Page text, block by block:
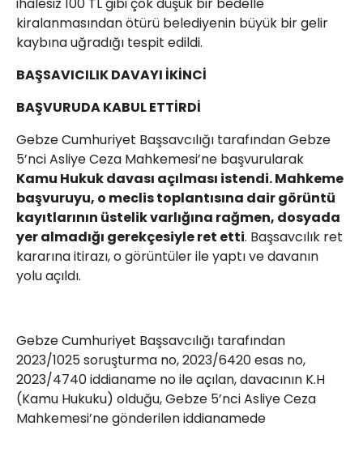
ihalesiz 100 TL gibi çok düşük bir bedelle
kiralanmasından ötürü belediyenin büyük bir gelir
kaybına uğradığı tespit edildi.
BAŞSAVICILIK DAVAYI İKİNCİ
BAŞVURUDA KABUL ETTİRDİ
Gebze Cumhuriyet Başsavcılığı tarafından Gebze
5’nci Asliye Ceza Mahkemesi’ne başvurularak
Kamu Hukuk davası açılması istendi. Mahkeme
başvuruyu, o meclis toplantısına dair görüntü
kayıtlarının üstelik varlığına rağmen, dosyada
yer almadığı gerekçesiyle ret etti. Başsavcılık ret
kararına itirazı, o görüntüler ile yaptı ve davanın
yolu açıldı.
Gebze Cumhuriyet Başsavcılığı tarafından
2023/1025 soruşturma no, 2023/6420 esas no,
2023/4740 iddianame no ile açılan, davacının K.H
(Kamu Hukuku) olduğu, Gebze 5’nci Asliye Ceza
Mahkemesi’ne gönderilen iddianamede